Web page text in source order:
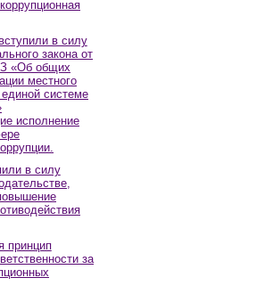
в силу
закона от
«Об общих
местного
системе
исполнение
в силу
принцип
за